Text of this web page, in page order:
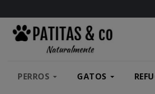
PERROS GATOS